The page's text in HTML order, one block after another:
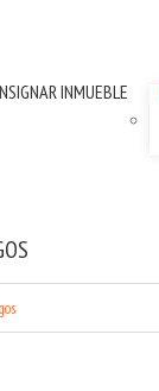
INMUEBLE